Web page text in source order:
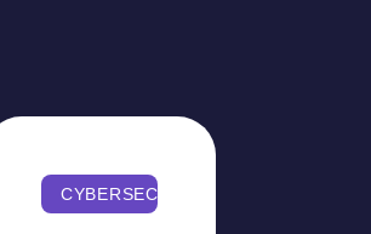
CYBERSECURITY